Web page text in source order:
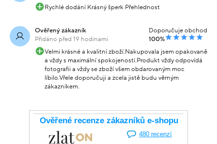
Rychlé dodání Krásný šperk Přehlednost
Ověřený zákazník
Přidáno před 19 hodinami
Doporučuje obchod
100%
Velmi krásné a kvalitní zboží.Nakupovala jsem opakovaně
a vždy s maximální spokojeností.Produkt vždy odpovídá
fotografii a vždy se zboží všem obdarovaným moc
líbilo.Vřele doporučuji a zcela jistě budu věrným
zákazníkem.